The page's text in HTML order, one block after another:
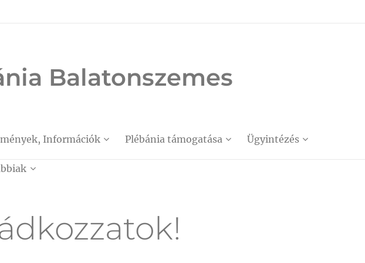
Balatonszemes
Információk Plébánia támogatása Ügyintézés